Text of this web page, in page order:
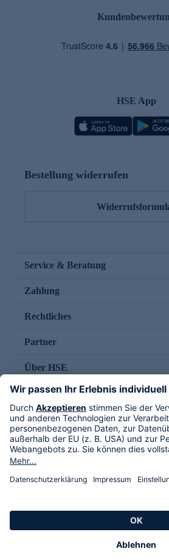
HSE App
Bestellung widerrufen
Service & Beratung
Zahlung
Rechtliches
Partner
Über HSE
Im TV
HSE International